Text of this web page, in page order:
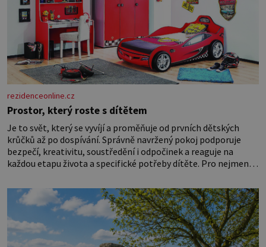
rezidenceonline.cz
Prostor, který roste s dítětem
Je to svět, který se vyvíjí a proměňuje od prvních dětských
krůčků až po dospívání. Správně navržený pokoj podporuje
bezpečí, kreativitu, soustředění i odpočinek a reaguje na
každou etapu života a specifické potřeby dítěte. Pro nejmenší
miminka měl působit především klidně a útulně. Předškolní
věk je